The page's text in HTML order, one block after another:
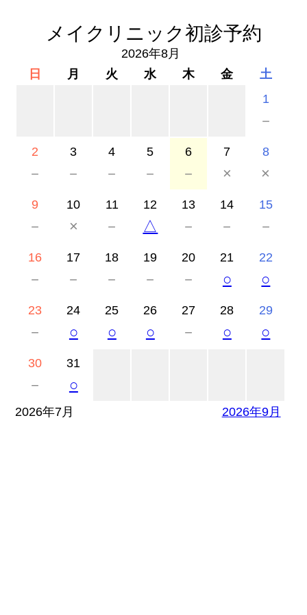
メイクリニック初診予約
2026年8月
日
月 火 水 木 金
土
1
－
2
－
3
－
4
－
5
－
6
－
7
×
8
×
9
－
10
×
11
－
12
△
13
－
14
－
15
－
16
－
17
－
18
－
19
－
20
－
21
○
22
○
23
－
24
○
25
○
26
○
27
－
28
○
29
○
30
－
31
○
2026年7月 2026年9月